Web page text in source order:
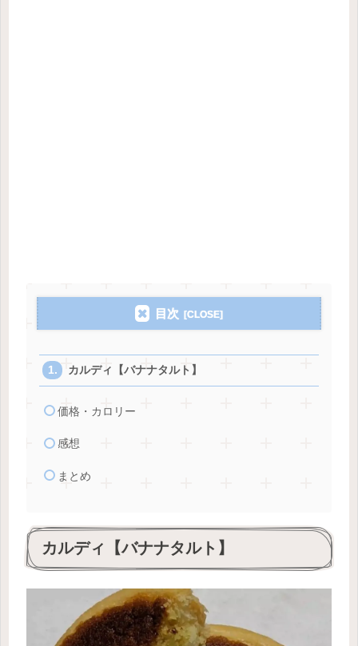
目次
カルディ【バナナタルト】
価格・カロリー
感想
まとめ
カルディ【バナナタルト】